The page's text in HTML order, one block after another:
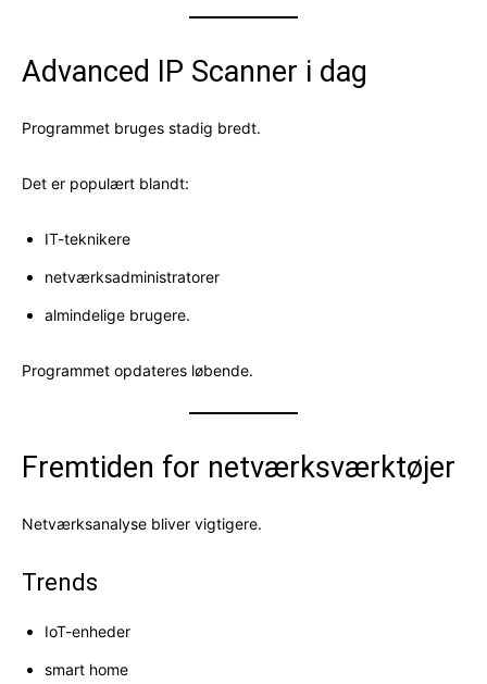
Advanced IP Scanner i dag
Programmet bruges stadig bredt.
Det er populært blandt:
IT-teknikere
netværksadministratorer
almindelige brugere.
Programmet opdateres løbende.
Fremtiden for netværksværktøjer
Netværksanalyse bliver vigtigere.
Trends
IoT-enheder
smart home